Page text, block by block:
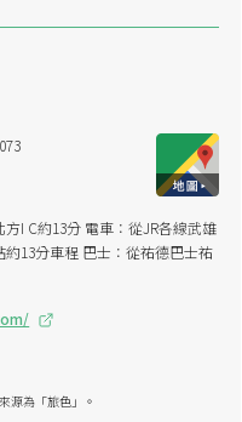
I C約13分 電車：從JR各線武雄
13分車程 巴士：從祐德巴士祐
源為「旅色」。